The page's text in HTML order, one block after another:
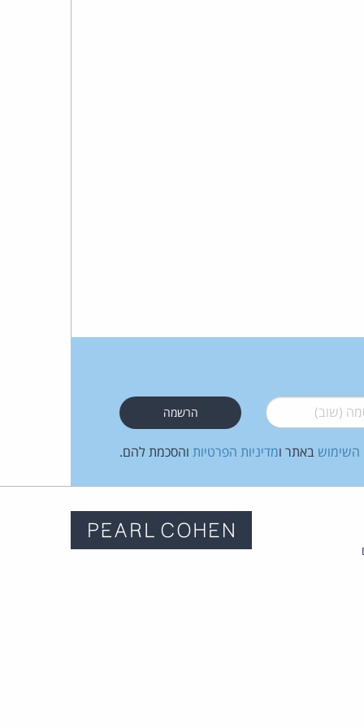
(שוב)*
השימוש באתר ומדיניות הפרטיות והסכמת להם.